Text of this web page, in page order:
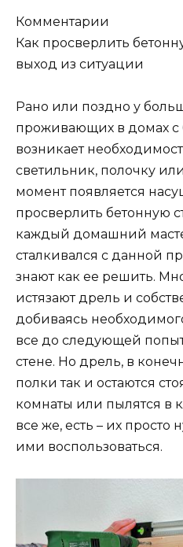
Комментарии
Как просверлить
выход из ситуации
Рано или поздно у
проживающих в домах с
возникает
светильник, полочку
момент появляется
просверлить бетонную
каждый домашний
сталкивался с данной
знают как ее решить.
истязают дрель и
добиваясь
все до следующей
стене. Но дрель, в
полки так и остаются
комнаты или пылятся в
все же, есть – их просто
ими воспользоваться.